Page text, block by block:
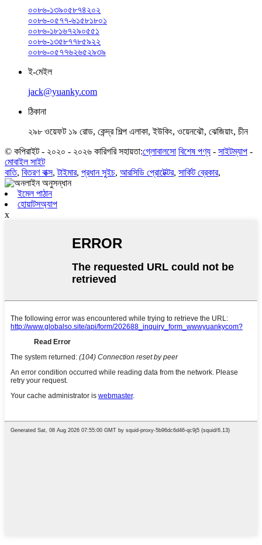
০০৮৬-১৩৯০৫৮৭৪২০২
০০৮৬-০৫৭৭-৬১৫৮১৮০১
০০৮৬-১৮১৬৭২৯০৫৫১
০০৮৬-১৩৫৮৭৭৮৫৯২২
০০৮৬-০৫৭৭৬২৬৫২৯৩৯
ই-মেইল
jack@yuanky.com
ঠিকানা
২৯৮ ওয়েফট ১৯ রোড, কেন্দ্র শিল্প এলাকা, ইউকিং, ওয়েনঝৌ, ঝেজিয়াং, চীন
© কপিরাইট - ২০২০ - ২০২৬ কারিগরি সহায়তা:গ্লোবালসো বিশেষ পণ্য - সাইটম্যাপ -
মোবাইল সাইট
বাতি, বিতরণ বাক্স,টাইমার, প্রধান সুইচ, আরসিডি প্রোটেক্টর, সার্কিট ব্রেকার,
ইমেল পাঠান
হোয়াটসঅ্যাপ
x